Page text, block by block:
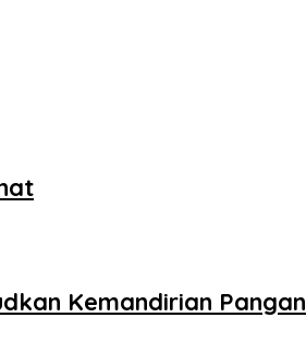
Kemandirian Pangan